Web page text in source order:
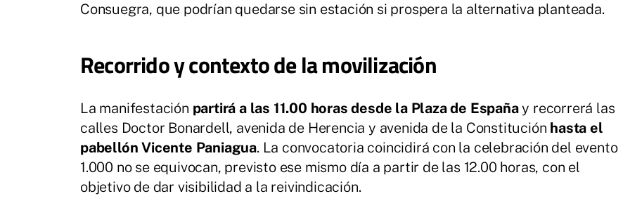
Consuegra, que podrían quedarse sin estación si prospera la alternativa planteada.
Recorrido y contexto de la movilización
La manifestación partirá a las 11.00 horas desde la Plaza de Españay recorrerá las
calles Doctor Bonardell, avenida de Herencia y avenida de la Constitución hasta el
pabellón Vicente Paniagua. La convocatoria coincidirá con la celebración del evento
1.000 no se equivocan, previsto ese mismo día a partir de las 12.00 horas, con el
objetivo de dar visibilidad a la reivindicación.